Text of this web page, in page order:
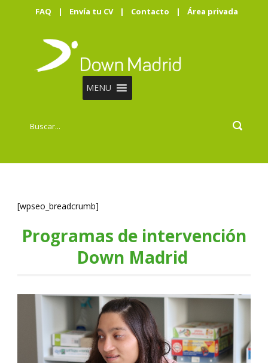
FAQ | Envía tu CV | Contacto | Área privada
MENU
[wpseo_breadcrumb]
Programas de intervención
Down Madrid